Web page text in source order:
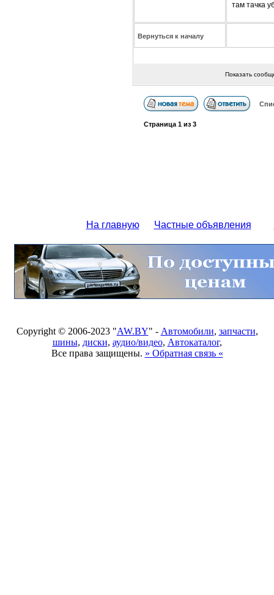
там тачка
Вернуться к началу
Показать
Страница 1из 3
На главную Частные объявления
Copyright © 2006-2023 "AW.BY" - Автомобили, запчасти,
шины, диски, аудио/видео, Автокаталог,
Все права защищены. » Обратная связь «